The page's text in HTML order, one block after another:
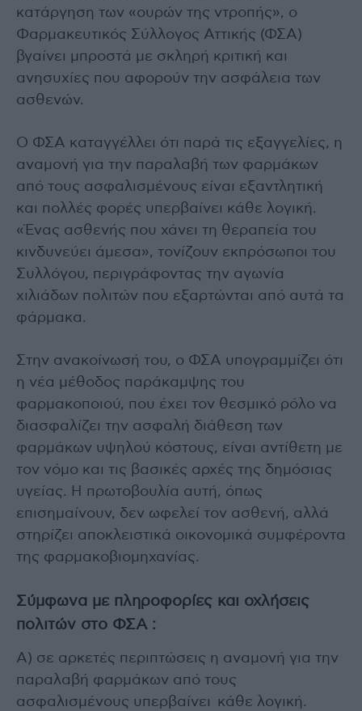
κατάργηση των «ουρών της ντροπής», ο
Φαρμακευτικός Σύλλογος Αττικής (ΦΣΑ)
βγαίνει μπροστά με σκληρή κριτική και
ανησυχίες που αφορούν την ασφάλεια των
ασθενών.
Ο ΦΣΑ καταγγέλλει ότι παρά τις εξαγγελίες, η
αναμονή για την παραλαβή των φαρμάκων
από τους ασφαλισμένους είναι εξαντλητική
και πολλές φορές υπερβαίνει κάθε λογική.
«Ένας ασθενής που χάνει τη θεραπεία του
κινδυνεύει άμεσα», τονίζουν εκπρόσωποι του
Συλλόγου, περιγράφοντας την αγωνία
χιλιάδων πολιτών που εξαρτώνται από αυτά τα
φάρμακα.
Στην ανακοίνωσή του, ο ΦΣΑ υπογραμμίζει ότι
η νέα μέθοδος παράκαμψης του
φαρμακοποιού, που έχει τον θεσμικό ρόλο να
διασφαλίζει την ασφαλή διάθεση των
φαρμάκων υψηλού κόστους, είναι αντίθετη με
τον νόμο και τις βασικές αρχές της δημόσιας
υγείας. Η πρωτοβουλία αυτή, όπως
επισημαίνουν, δεν ωφελεί τον ασθενή, αλλά
στηρίζει αποκλειστικά οικονομικά συμφέροντα
της φαρμακοβιομηχανίας.
Σύμφωνα με πληροφορίες και οχλήσεις
πολιτών στο ΦΣΑ :
Α) σε αρκετές περιπτώσεις η αναμονή για την
παραλαβή φαρμάκων από τους
ασφαλισμένους υπερβαίνει κάθε λογική.